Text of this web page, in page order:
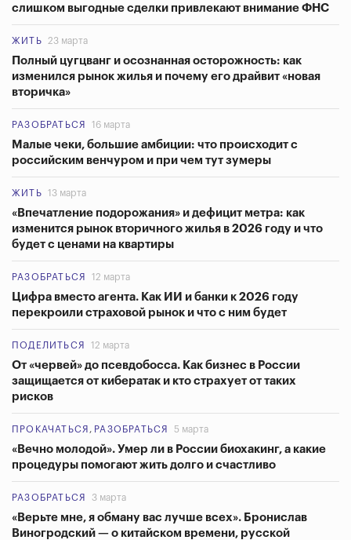
слишком выгодные сделки привлекают внимание ФНС
ЖИТЬ 23 марта
Полный цугцванг и осознанная осторожность: как
изменился рынок жилья и почему его драйвит «новая
вторичка»
РАЗОБРАТЬСЯ 16 марта
Малые чеки, большие амбиции: что происходит с
российским венчуром и при чем тут зумеры
ЖИТЬ 13 марта
«Впечатление подорожания» и дефицит метра: как
изменится рынок вторичного жилья в 2026 году и что
будет с ценами на квартиры
РАЗОБРАТЬСЯ 12 марта
Цифра вместо агента. Как ИИ и банки к 2026 году
перекроили страховой рынок и что с ним будет
ПОДЕЛИТЬСЯ 12 марта
От «червей» до псевдобосса. Как бизнес в России
защищается от кибератак и кто страхует от таких
рисков
ПРОКАЧАТЬСЯ , РАЗОБРАТЬСЯ 5 марта
«Вечно молодой». Умер ли в России биохакинг, а какие
процедуры помогают жить долго и счастливо
РАЗОБРАТЬСЯ 3 марта
«Верьте мне, я обману вас лучше всех». Бронислав
Виногродский — о китайском времени, русской